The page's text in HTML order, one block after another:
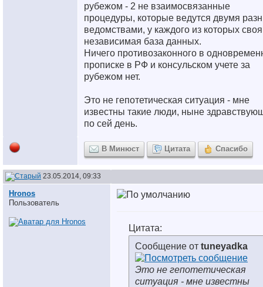
рубежом - 2 не взаимосвязанные
процедуры, которые ведутся двумя
ведомствами, у каждого из которых своя
независимая база данных.
Ничего противозаконного в
прописке в РФ и консульском учете за
рубежом нет.
Это не гепотетическая ситуация - мне
известны такие люди, ныне
по сей день.
В Минюст Цитата Спасибо
23.05.2014, 09:33
Hronos
Пользователь
Цитата:
Сообщение от tuneyadka
Это не гепотетическая
ситуация - мне известны